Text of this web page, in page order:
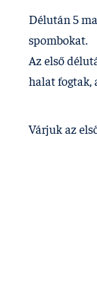
Délután 5
spombokat.
Az első
halat fogtak,
Várjuk az